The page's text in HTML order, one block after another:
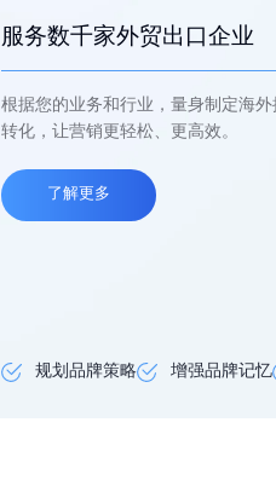
服务数千家外贸出口企业
根据您的业务和行业，量身制定海
转化，让营销更轻松、更高效。
了解更多
规划品牌策略 增强品牌记忆